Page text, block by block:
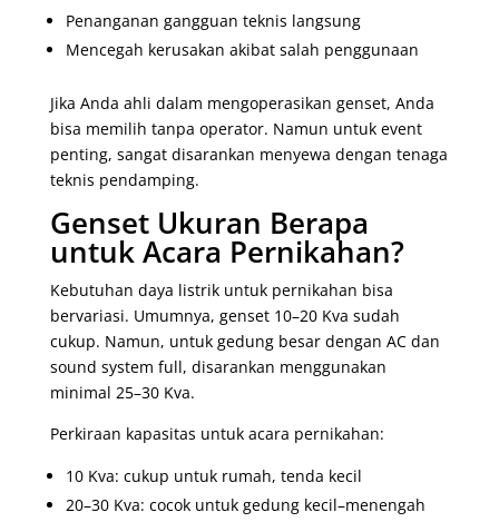
Penanganan gangguan teknis langsung
Mencegah kerusakan akibat salah penggunaan
Jika Anda ahli dalam mengoperasikan genset, Anda
bisa memilih tanpa operator. Namun untuk event
penting, sangat disarankan menyewa dengan tenaga
teknis pendamping.
Genset Ukuran Berapa
untuk Acara Pernikahan?
Kebutuhan daya listrik untuk pernikahan bisa
bervariasi. Umumnya, genset 10–20 Kva sudah
cukup. Namun, untuk gedung besar dengan AC dan
sound system full, disarankan menggunakan
minimal 25–30 Kva.
Perkiraan kapasitas untuk acara pernikahan:
10 Kva: cukup untuk rumah, tenda kecil
20–30 Kva: cocok untuk gedung kecil–menengah